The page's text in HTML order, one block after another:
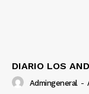
DIARIO LOS
Admingeneral -